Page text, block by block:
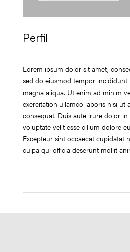
Perfil
Lorem ipsum dolor sit amet,
sed do eiusmod tempor
magna aliqua. Ut enim ad minim
exercitation ullamco laboris nisi ut
consequat. Duis aute irure dolor
voluptate velit esse cillum dolore
Excepteur sint occaecat cupidatat
culpa qui officia deserunt mollit